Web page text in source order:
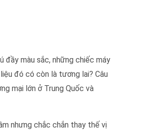
đầy màu sắc, những chiếc máy
đó có còn là tương lai? Câu
mại lớn ở Trung Quốc và
nhưng chắc chắn thay thế vị